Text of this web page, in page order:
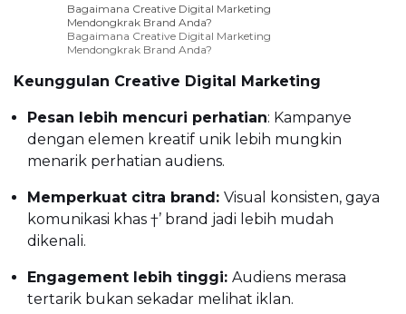
Bagaimana Creative Digital Marketing
Mendongkrak Brand Anda?
Bagaimana Creative Digital Marketing
Mendongkrak Brand Anda?
Keunggulan Creative Digital Marketing
Pesan lebih mencuri perhatian: Kampanye
dengan elemen kreatif unik lebih mungkin
menarik perhatian audiens.
Memperkuat citra brand: Visual konsisten, gaya
komunikasi khas †’ brand jadi lebih mudah
dikenali.
Engagement lebih tinggi: Audiens merasa
tertarik bukan sekadar melihat iklan.